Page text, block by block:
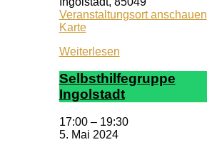
Veranstaltungsort anschauen
KarteNeuburger
Weiterlesen
Selbst­hil­fe­grup­pe
In­gol­stadt
17:00 – 19:30
5. Mai 2024